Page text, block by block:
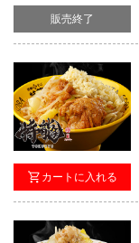
販売終了
カートに入れる